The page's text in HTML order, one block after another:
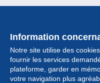
Information
Notre site utilise des
fournir les services
plateforme, garder en
votre navigation plus